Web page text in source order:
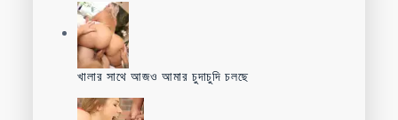
খালার সাথে আজও আমার চুদাচুদি চলছে